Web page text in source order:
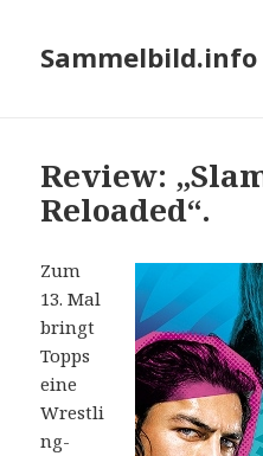
Sammelbild.info
Review:
Reloaded“.
Zum
13. Mal
bringt
Topps
eine
Wrestli
ng-